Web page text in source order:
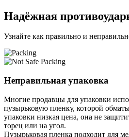
Надёжная
Узнайте как правильно и
Неправильная упаковка
Многие продавцы для упаковки
пузырьковую пленку, которой
упаковки низкая цена, она не
торец или на угол.
Пузырьковая пленка подходит для